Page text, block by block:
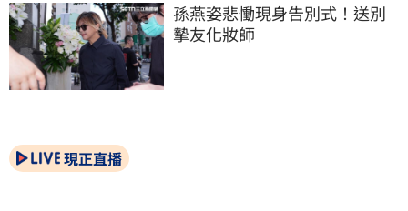
孫燕姿悲慟現身告別式！送別
摯友化妝師
現正直播